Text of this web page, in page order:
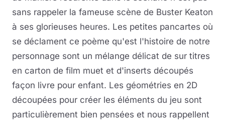
sans rappeler la fameuse scène de Buster Keaton
à ses glorieuses heures. Les petites pancartes où
se déclament ce poème qu'est l'histoire de notre
personnage sont un mélange délicat de sur titres
en carton de film muet et d'inserts découpés
façon livre pour enfant. Les géométries en 2D
découpées pour créer les éléments du jeu sont
particulièrement bien pensées et nous rappellent